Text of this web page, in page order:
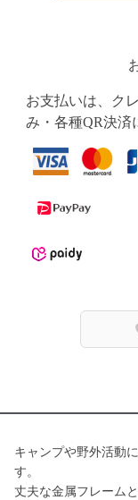
お支払いは、ク
み・各種QR決済
キャンプや野外活動
す。
丈夫な金属フレーム